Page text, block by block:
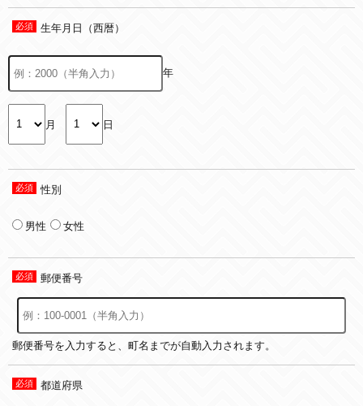
生年月日（西暦）
年
月 日
性別
男性 女性
郵便番号
郵便番号を入力すると、町名までが自動入力されます。
都道府県